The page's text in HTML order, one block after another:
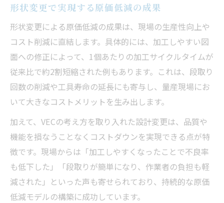
形状変更で実現する原価低減の成果
形状変更による原価低減の成果は、現場の生産性向上や
コスト削減に直結します。具体的には、加工しやすい図
面への修正によって、1個あたりの加工サイクルタイムが
従来比で約2割短縮された例もあります。これは、段取り
回数の削減や工具寿命の延長にも寄与し、量産現場にお
いて大きなコストメリットを生み出します。
加えて、VECの考え方を取り入れた設計変更は、品質や
機能を損なうことなくコストダウンを実現できる点が特
徴です。現場からは「加工しやすくなったことで不良率
も低下した」「段取りが簡単になり、作業者の負担も軽
減された」といった声も寄せられており、持続的な原価
低減モデルの構築に成功しています。